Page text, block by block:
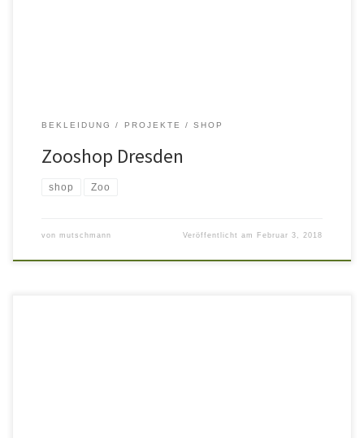
BEKLEIDUNG PROJEKTE SHOP
Zooshop Dresden
shop Zoo
von mutschmann Veröffentlicht am Februar 3, 2018